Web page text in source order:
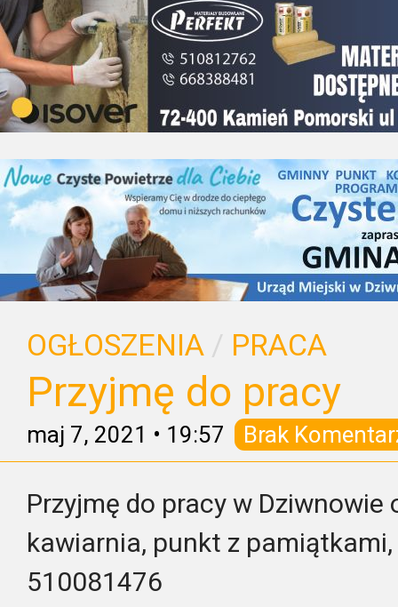
OGŁOSZENIA / PRACA
Przyjmę do pracy
maj 7, 2021 • 19:57 Brak
Przyjmę do pracy w
kawiarnia, punkt z pamiątkami,
510081476